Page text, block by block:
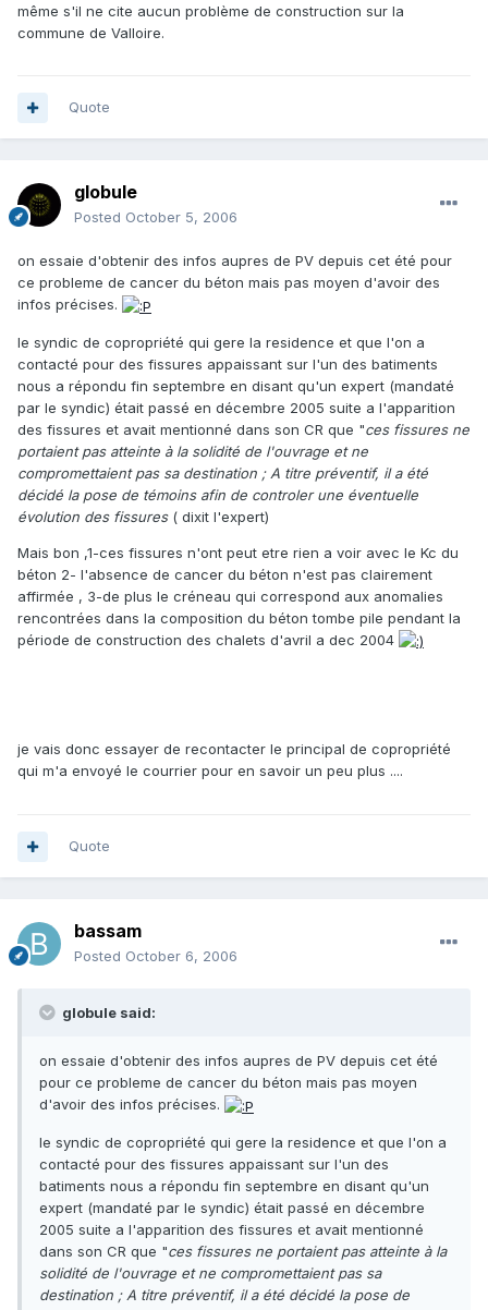
même s'il ne cite aucun problème de construction sur la
commune de Valloire.
Quote
globule
Posted October 5, 2006
on essaie d'obtenir des infos aupres de PV depuis cet été pour
ce probleme de cancer du béton mais pas moyen d'avoir des
infos précises.
le syndic de copropriété qui gere la residence et que l'on a
contacté pour des fissures appaissant sur l'un des batiments
nous a répondu fin septembre en disant qu'un expert (mandaté
par le syndic) était passé en décembre 2005 suite a l'apparition
des fissures et avait mentionné dans son CR que "ces fissures ne
portaient pas atteinte à la solidité de l'ouvrage et ne
compromettaient pas sa destination ; A titre préventif, il a été
décidé la pose de témoins afin de controler une éventuelle
évolution des fissures( dixit l'expert)
Mais bon ,1-ces fissures n'ont peut etre rien a voir avec le Kc du
béton 2- l'absence de cancer du béton n'est pas clairement
affirmée , 3-de plus le créneau qui correspond aux anomalies
rencontrées dans la composition du béton tombe pile pendant la
période de construction des chalets d'avril a dec 2004
je vais donc essayer de recontacter le principal de copropriété
qui m'a envoyé le courrier pour en savoir un peu plus ....
Quote
bassam
Posted October 6, 2006
globule said:
on essaie d'obtenir des infos aupres de PV depuis cet été
pour ce probleme de cancer du béton mais pas moyen
d'avoir des infos précises.
le syndic de copropriété qui gere la residence et que l'on a
contacté pour des fissures appaissant sur l'un des
batiments nous a répondu fin septembre en disant qu'un
expert (mandaté par le syndic) était passé en décembre
2005 suite a l'apparition des fissures et avait mentionné
dans son CR que "ces fissures ne portaient pas atteinte à la
solidité de l'ouvrage et ne compromettaient pas sa
destination ; A titre préventif, il a été décidé la pose de